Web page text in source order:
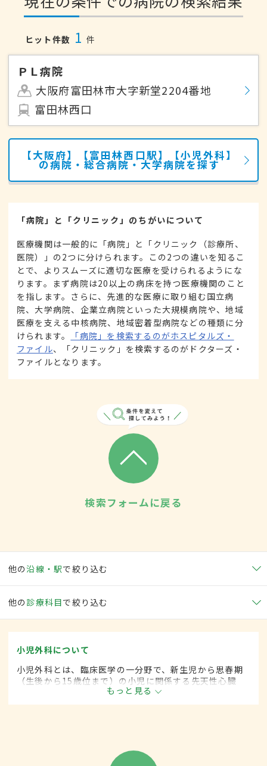
ヒット件数 1 件
ＰＬ病院
大阪府富田林市大字新堂2204番地
富田林西口
【大阪府】【富田林西口駅】【小児外科】
の病院・総合病院・大学病院を探す
「病院」と「クリニック」のちがいについて
医療機関は一般的に「病院」と「クリニック（診療所、
医院）」の2つに分けられます。この2つの違いを知るこ
とで、よりスムーズに適切な医療を受けられるようにな
ります。まず病院は20以上の病床を持つ医療機関のこと
を指します。さらに、先進的な医療に取り組む国立病
院、大学病院、企業立病院といった大規模病院や、地域
医療を支える中核病院、地域密着型病院などの種類に分
けられます。
「病院」を検索するのがホスピタルズ・
ファイル、「クリニック」を検索するのがドクターズ・
ファイルとなります。
検索フォームに戻る
他の沿線・駅で絞り込む
他の 診療科目で絞り込む
小児外科について
小児外科とは、臨床医学の一分野で、新生児から思春期
（生後から15歳位まで）の小児に関係する先天性心臓
病・各種奇形などに対して、手術的な方法によって治療
します。
もっと見る